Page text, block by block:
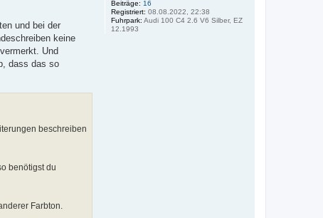
Beiträge: 16
Registriert: 08.08.2022, 22:38
Fuhrpark: Audi 100 C4 2.6 V6 Silber, EZ
12.1993
und bei der
keine
Und
dass das so
beschreiben
benötigst du
Farbton.